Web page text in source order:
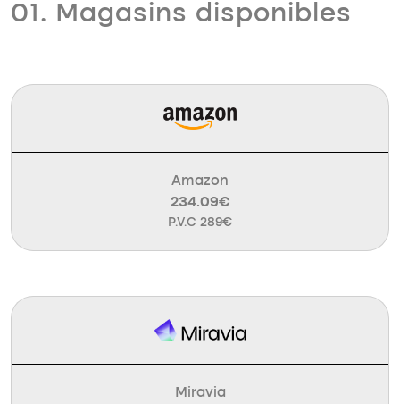
01. Magasins disponibles
Amazon
234.09€
P.V.C 289€
Miravia